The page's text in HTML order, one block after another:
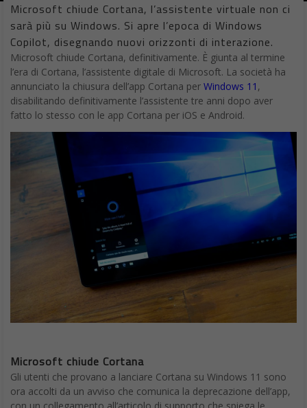
Microsoft chiude Cortana, l’assistente virtuale non ci
sarà più su Windows. Si apre l’epoca di Windows
Copilot, disegnando nuovi orizzonti di interazione.
Microsoft chiude Cortana, definitivamente. È giunta al termine
l’era di Cortana, l’assistente digitale di Microsoft. La società ha
annunciato la chiusura dell’app Cortana per Windows 11 ,
disabilitando definitivamente l’assistente tre anni dopo aver
fatto lo stesso con le app Cortana per iOS e Android.
Microsoft chiude Cortana
Gli utenti che provano a lanciare Cortana su Windows 11 sono
ora accolti da un avviso che comunica la deprecazione dell’app,